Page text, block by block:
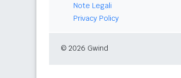
Note Legali
Privacy Policy
© 2026 Gwind